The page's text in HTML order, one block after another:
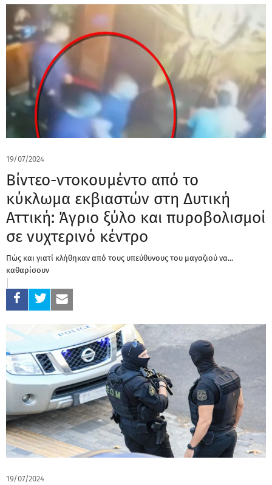
19/07/2024
Βίντεο-ντοκουμέντο από το
κύκλωμα εκβιαστών στη Δυτική
Αττική: Άγριο ξύλο και πυροβολισμοί
σε νυχτερινό κέντρο
Πώς και γιατί κλήθηκαν από τους υπεύθυνους του μαγαζιού να...
καθαρίσουν
19/07/2024